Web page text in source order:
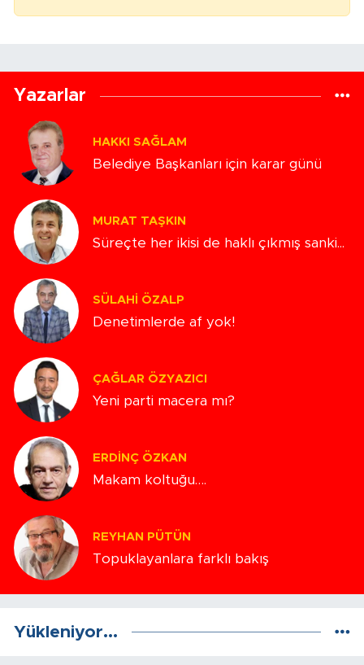
Yazarlar
HAKKI SAĞLAM
Belediye Başkanları için karar günü
MURAT TAŞKIN
Süreçte her ikisi de haklı çıkmış sanki...
SÜLAHI ÖZALP
Denetimlerde af yok!
ÇAĞLAR ÖZYAZICI
Yeni parti macera mı?
ERDINÇ ÖZKAN
Makam koltuğu….
REYHAN PÜTÜN
Topuklayanlara farklı bakış
Yükleniyor...